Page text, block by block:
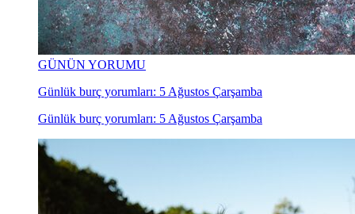
GÜNÜN YORUMU
Günlük burç yorumları: 5 Ağustos Çarşamba
Günlük burç yorumları: 5 Ağustos Çarşamba